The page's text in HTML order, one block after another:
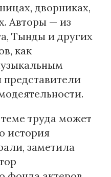
дворниках,
Авторы — из
Тынды и других
как
представители
труда может
история
заметила